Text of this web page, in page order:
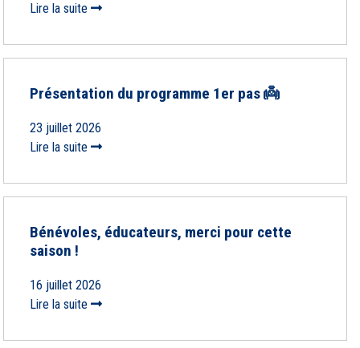
Lire la suite
Présentation du programme 1er pas 👼
23 juillet 2026
Lire la suite
Bénévoles, éducateurs, merci pour cette
saison !
16 juillet 2026
Lire la suite